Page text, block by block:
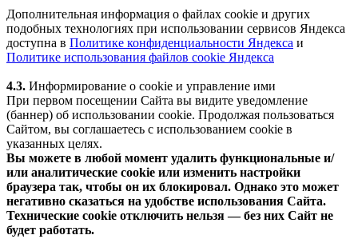
Дополнительная информация о файлах cookie и других
подобных технологиях при использовании сервисов Яндекса
доступна в Политике конфиденциальности Яндекса и
Политике использования файлов cookie Яндекса
4.3. Информирование о cookie и управление ими
При первом посещении Сайта вы видите уведомление
(баннер) об использовании cookie. Продолжая пользоваться
Сайтом, вы соглашаетесь с использованием cookie в
указанных целях.
Вы можете в любой момент удалить функциональные и/
или аналитические cookie или изменить настройки
браузера так, чтобы он их блокировал. Однако это может
негативно сказаться на удобстве использования Сайта.
Технические cookie отключить нельзя — без них Сайт не
будет работать.